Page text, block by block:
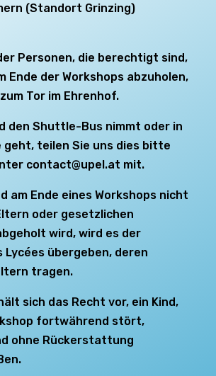
(Standort Grinzing)
Personen, die berechtigt sind,
Ende der Workshops abzuholen,
Tor im Ehrenhof.
den Shuttle-Bus nimmt oder in
geht, teilen Sie uns dies bitte
contact@upel.at mit.
am Ende eines Workshops nicht
oder gesetzlichen
wird, wird es der
Lycées übergeben, deren
tragen.
sich das Recht vor, ein Kind,
fortwährend stört,
ohne Rückerstattung